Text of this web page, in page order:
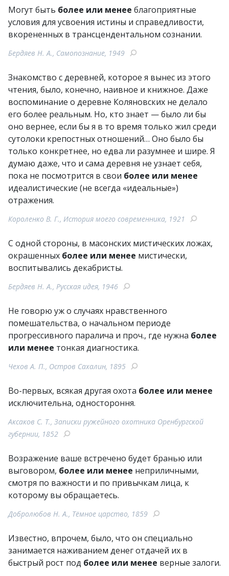
Могут быть более или менее благоприятные
условия для усвоения истины и справедливости,
вкорененных в трансцендентальном сознании.
Бердяев Н. А., Самопознание, 1949
Знакомство с деревней, которое я вынес из этого
чтения, было, конечно, наивное и книжное. Даже
воспоминание о деревне Коляновских не делало
его более реальным. Но, кто знает — было ли бы
оно вернее, если бы я в то время только жил среди
сутолоки крепостных отношений… Оно было бы
только конкретнее, но едва ли разумнее и шире. Я
думаю даже, что и сама деревня не узнает себя,
пока не посмотрится в свои более или менее
идеалистические (не всегда «идеальные»)
отражения.
Короленко В. Г., История моего современника, 1921
С одной стороны, в масонских мистических ложах,
окрашенных более или менее мистически,
воспитывались декабристы.
Бердяев Н. А., Русская идея, 1946
Не говорю уж о случаях нравственного
помешательства, о начальном периоде
прогрессивного паралича и проч., где нужна более
или менее тонкая диагностика.
Чехов А. П., Остров Сахалин, 1895
Во-первых, всякая другая охота более или менее
исключительна, одностороння.
Аксаков С. Т., Записки ружейного охотника Оренбургской
губернии, 1852
Возражение ваше встречено будет бранью или
выговором, более или менее неприличными,
смотря по важности и по привычкам лица, к
которому вы обращаетесь.
Добролюбов Н. А., Тёмное царство, 1859
Известно, впрочем, было, что он специально
занимается наживанием денег отдачей их в
быстрый рост под более или менее верные залоги.